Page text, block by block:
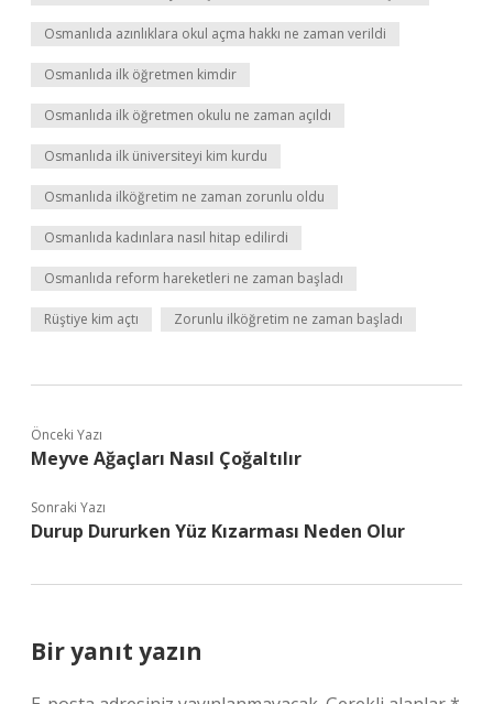
Osmanlıda azınlıklara okul açma hakkı ne zaman verildi
Osmanlıda ilk öğretmen kimdir
Osmanlıda ilk öğretmen okulu ne zaman açıldı
Osmanlıda ilk üniversiteyi kim kurdu
Osmanlıda ilköğretim ne zaman zorunlu oldu
Osmanlıda kadınlara nasıl hitap edilirdi
Osmanlıda reform hareketleri ne zaman başladı
Rüştiye kim açtı Zorunlu ilköğretim ne zaman başladı
Önceki Yazı
Meyve Ağaçları Nasıl Çoğaltılır
Sonraki Yazı
Durup Dururken Yüz Kızarması Neden Olur
Bir yanıt yazın